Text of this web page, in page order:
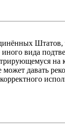
вида
на
давать